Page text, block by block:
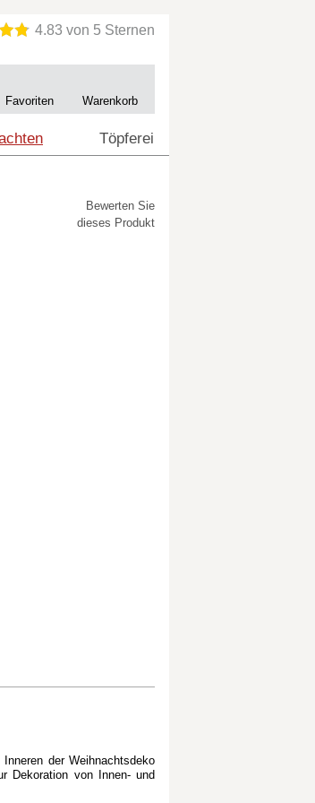
Favoriten Warenkorb
Töpferei
Bewerten Sie
dieses Produkt
der Weihnachtsdeko
Dekoration von Innen- und